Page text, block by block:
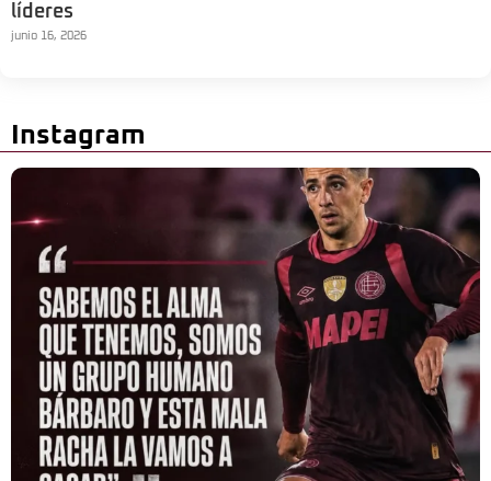
líderes
junio 16, 2026
Instagram